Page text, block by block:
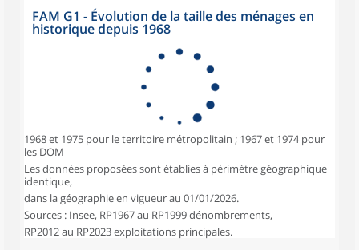
FAM G1 - Évolution de la taille des ménages en
historique depuis 1968
1968 et 1975 pour le territoire métropolitain ; 1967 et 1974 pour
les DOM
Les données proposées sont établies à périmètre géographique
identique,
dans la géographie en vigueur au 01/01/2026.
Sources : Insee, RP1967 au RP1999 dénombrements,
RP2012 au RP2023 exploitations principales.